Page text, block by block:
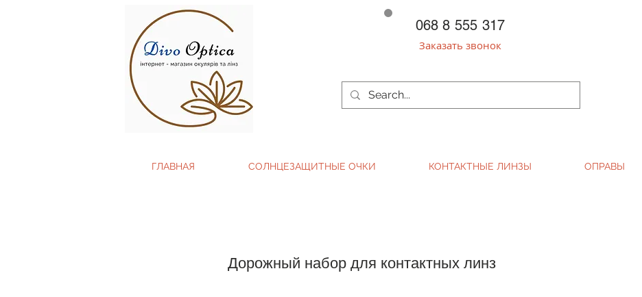
068 8 555 317
Заказать звонок
ГЛАВНАЯ СОЛНЦЕЗАЩИТНЫЕ ОЧКИ КОНТАКТНЫЕ ЛИНЗЫ ОПРАВЫ
Дорожный набор для контактных линз